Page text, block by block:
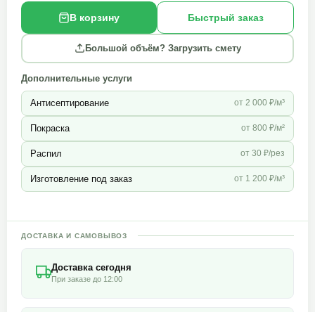
В корзину Быстрый заказ
Большой объём? Загрузить смету
Дополнительные услуги
Антисептирование от 2 000 ₽/м³
Покраска от 800 ₽/м²
Распил от 30 ₽/рез
Изготовление под заказ от 1 200 ₽/м³
ДОСТАВКА И САМОВЫВОЗ
Доставка сегодня
При заказе до 12:00